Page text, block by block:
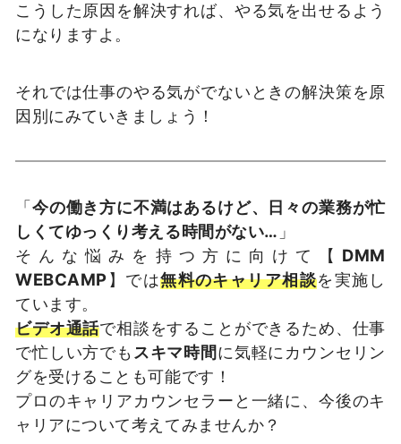
こうした原因を解決すれば、やる気を出せるよう
になりますよ。
それでは仕事のやる気がでないときの解決策を原
因別にみていきましょう！
「今の働き方に不満はあるけど、日々の業務が忙
しくてゆっくり考える時間がない… 」
そんな悩みを持つ方に向けて【 DMM
WEBCAMP】では無料のキャリア相談を実施し
ています。
ビデオ通話で相談をすることができるため、仕事
で忙しい方でも スキマ時間に気軽にカウンセリン
グを受けることも可能です！
プロのキャリアカウンセラーと一緒に、今後のキ
ャリアについて考えてみませんか？